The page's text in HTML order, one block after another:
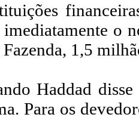
o
1,5
Haddad
Para os